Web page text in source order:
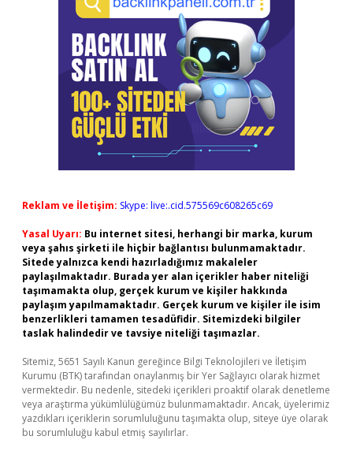
Reklam ve İletişim: Skype: live:.cid.575569c608265c69
Yasal Uyarı: Bu internet sitesi, herhangi bir marka, kurum
veya şahıs şirketi ile hiçbir bağlantısı bulunmamaktadır.
Sitede yalnızca kendi hazırladığımız makaleler
paylaşılmaktadır. Burada yer alan içerikler haber niteliği
taşımamakta olup, gerçek kurum ve kişiler hakkında
paylaşım yapılmamaktadır. Gerçek kurum ve kişiler ile isim
benzerlikleri tamamen tesadüfidir. Sitemizdeki bilgiler
taslak halindedir ve tavsiye niteliği taşımazlar.
Sitemiz, 5651 Sayılı Kanun gereğince Bilgi Teknolojileri ve İletişim
Kurumu (BTK) tarafından onaylanmış bir Yer Sağlayıcı olarak hizmet
vermektedir. Bu nedenle, sitedeki içerikleri proaktif olarak denetleme
veya araştırma yükümlülüğümüz bulunmamaktadır. Ancak, üyelerimiz
yazdıkları içeriklerin sorumluluğunu taşımakta olup, siteye üye olarak
bu sorumluluğu kabul etmiş sayılırlar.